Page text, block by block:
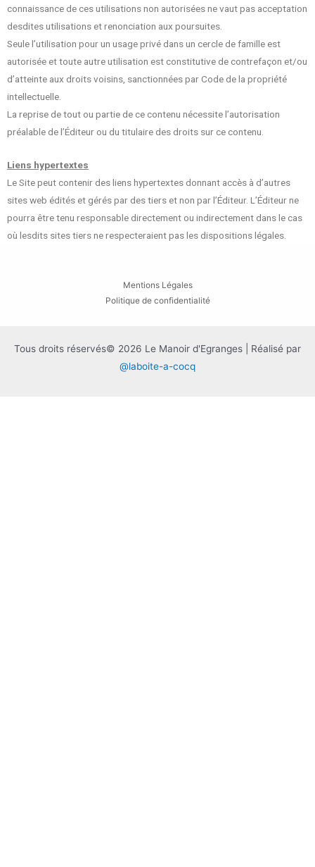
connaissance de ces utilisations non autorisées ne vaut pas acceptation
desdites utilisations et renonciation aux poursuites.
Seule l’utilisation pour un usage privé dans un cercle de famille est
autorisée et toute autre utilisation est constitutive de contrefaçon et/ou
d’atteinte aux droits voisins, sanctionnées par Code de la propriété
intellectuelle.
La reprise de tout ou partie de ce contenu nécessite l’autorisation
préalable de l’Éditeur ou du titulaire des droits sur ce contenu.
Liens hypertextes
Le Site peut contenir des liens hypertextes donnant accès à d’autres
sites web édités et gérés par des tiers et non par l’Éditeur. L’Éditeur ne
pourra être tenu responsable directement ou indirectement dans le cas
où lesdits sites tiers ne respecteraient pas les dispositions légales.
Mentions Légales
Politique de confidentialité
Tous droits réservés© 2026 Le Manoir d'Egranges | Réalisé par
@laboite-a-cocq